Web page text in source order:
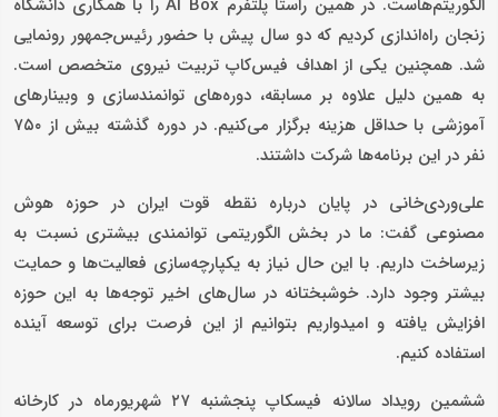
الگوریتم‌هاست. در همین راستا پلتفرم AI Box را با همکاری دانشگاه
زنجان راه‌اندازی کردیم که دو سال پیش با حضور رئیس‌جمهور رونمایی
شد. همچنین یکی از اهداف فیس‌کاپ تربیت نیروی متخصص است.
به همین دلیل علاوه بر مسابقه، دوره‌های توانمندسازی و وبینارهای
آموزشی با حداقل هزینه برگزار می‌کنیم. در دوره گذشته بیش از ۷۵۰
نفر در این برنامه‌ها شرکت داشتند.
علی‌وردی‌خانی در پایان درباره نقطه قوت ایران در حوزه هوش
مصنوعی گفت: ما در بخش الگوریتمی توانمندی بیشتری نسبت به
زیرساخت داریم. با این حال نیاز به یکپارچه‌سازی فعالیت‌ها و حمایت
بیشتر وجود دارد. خوشبختانه در سال‌های اخیر توجه‌ها به این حوزه
افزایش یافته و امیدواریم بتوانیم از این فرصت برای توسعه آینده
استفاده کنیم.
ششمین رویداد سالانه فیسکاپ پنجشنبه ۲۷ شهریورماه در کارخانه